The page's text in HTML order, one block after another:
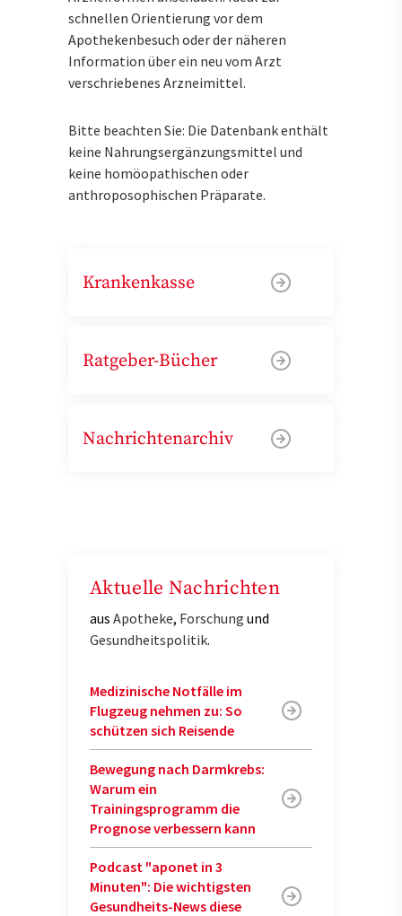
schnellen Orientierung vor dem
Apothekenbesuch oder der näheren
Information über ein neu vom Arzt
verschriebenes Arzneimittel.
Bitte beachten Sie: Die Datenbank enthält
keine Nahrungsergänzungsmittel und
keine homöopathischen oder
anthroposophischen Präparate.
Krankenkasse
Ratgeber-Bücher
Nachrichtenarchiv
Aktuelle Nachrichten
aus Apotheke, Forschung und
Gesundheitspolitik.
Medizinische Notfälle im
Flugzeug nehmen zu: So
schützen sich Reisende
Bewegung nach Darmkrebs:
Warum ein
Trainingsprogramm die
Prognose verbessern kann
Podcast "aponet in 3
Minuten": Die wichtigsten
Gesundheits-News diese